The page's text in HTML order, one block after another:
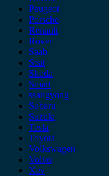
Peugeot
Porsche
Renault
Rover
Saab
Seat
Skoda
Smart
ssangyong
Subaru
Suzuki
Tesla
Toyota
Volkswagen
Volvo
Xev